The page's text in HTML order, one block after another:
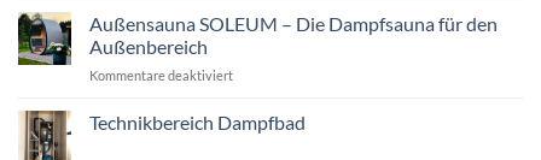
Technikbereich
Dampfbad
Außensauna SOLEUM – Die Dampfsauna für den
Außenbereich
Kommentare deaktiviertfür
SOLEUM
–
Technikbereich Dampfbad